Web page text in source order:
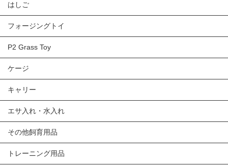
はしご
フォージングトイ
P2 Grass Toy
ケージ
キャリー
エサ入れ・水入れ
その他飼育用品
トレーニング用品